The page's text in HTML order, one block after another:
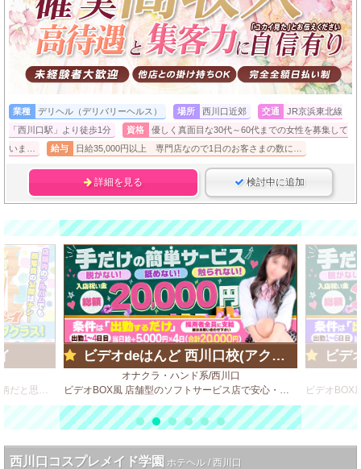
業種 デリヘル（デリバリーヘルス） 場所 西川口近郊 交通
JR京浜東北線
「西川口駅」より徒歩1分
資格
優しく真面目な30代～60代までの女性を募集して
いま…
給与 日給35,000円以上 専門店なので1日のお客さまの数に…
詳細を見る 検討中に追加
ビデオdeはんど 西川口校(アクセスグループ)
オナクラ・ハンド系/西川口
ビデオ
西川口コスプレメイド学園 ホテヘル / 西川口